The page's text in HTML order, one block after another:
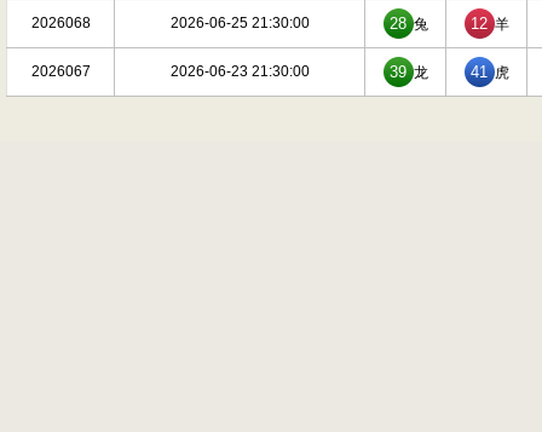
2026068 2026-06-25 21:30:00 28 兔 12 羊
2026067 2026-06-23 21:30:00 39 龙 41 虎